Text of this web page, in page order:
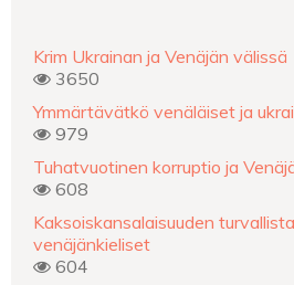
Krim Ukrainan ja Venäjän välissä
3650
Ymmärtävätkö venäläiset ja
979
Tuhatvuotinen korruptio ja
608
Kaksoiskansalaisuuden
venäjänkieliset
604